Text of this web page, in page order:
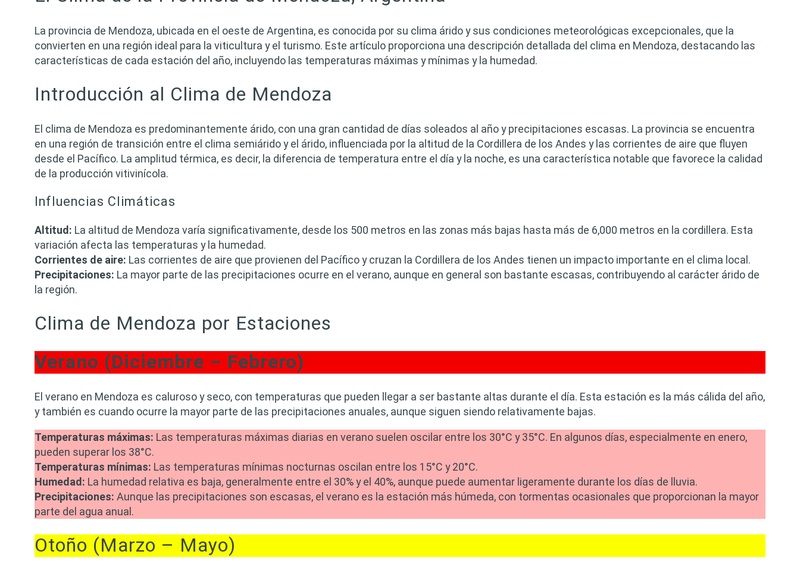
La provincia de Mendoza, ubicada en el oeste de Argentina, es conocida por su clima árido y sus condiciones meteorológicas excepcionales, que la
convierten en una región ideal para la viticultura y el turismo. Este artículo proporciona una descripción detallada del clima en Mendoza, destacando las
características de cada estación del año, incluyendo las temperaturas máximas y mínimas y la humedad.
Introducción al Clima de Mendoza
El clima de Mendoza es predominantemente árido, con una gran cantidad de días soleados al año y precipitaciones escasas. La provincia se encuentra
en una región de transición entre el clima semiárido y el árido, influenciada por la altitud de la Cordillera de los Andes y las corrientes de aire que fluyen
desde el Pacífico. La amplitud térmica, es decir, la diferencia de temperatura entre el día y la noche, es una característica notable que favorece la calidad
de la producción vitivinícola.
Influencias Climáticas
Altitud: La altitud de Mendoza varía significativamente, desde los 500 metros en las zonas más bajas hasta más de 6,000 metros en la cordillera. Esta
variación afecta las temperaturas y la humedad.
Corrientes de aire: Las corrientes de aire que provienen del Pacífico y cruzan la Cordillera de los Andes tienen un impacto importante en el clima local.
Precipitaciones: La mayor parte de las precipitaciones ocurre en el verano, aunque en general son bastante escasas, contribuyendo al carácter árido de
la región.
Clima de Mendoza por Estaciones
Verano (Diciembre – Febrero)
El verano en Mendoza es caluroso y seco, con temperaturas que pueden llegar a ser bastante altas durante el día. Esta estación es la más cálida del año,
y también es cuando ocurre la mayor parte de las precipitaciones anuales, aunque siguen siendo relativamente bajas.
Temperaturas máximas: Las temperaturas máximas diarias en verano suelen oscilar entre los 30°C y 35°C. En algunos días, especialmente en enero,
pueden superar los 38°C.
Temperaturas mínimas: Las temperaturas mínimas nocturnas oscilan entre los 15°C y 20°C.
Humedad: La humedad relativa es baja, generalmente entre el 30% y el 40%, aunque puede aumentar ligeramente durante los días de lluvia.
Precipitaciones: Aunque las precipitaciones son escasas, el verano es la estación más húmeda, con tormentas ocasionales que proporcionan la mayor
parte del agua anual.
Otoño (Marzo – Mayo)